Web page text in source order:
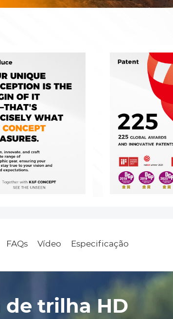
FAQs Vídeo Especificação
de trilha HD